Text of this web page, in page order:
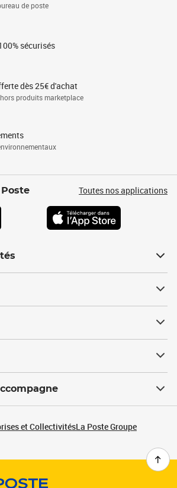
de poste
sécurisés
dès 25€ d'achat
produits marketplace
Toutes nos applications
et CollectivitésLa Poste Groupe